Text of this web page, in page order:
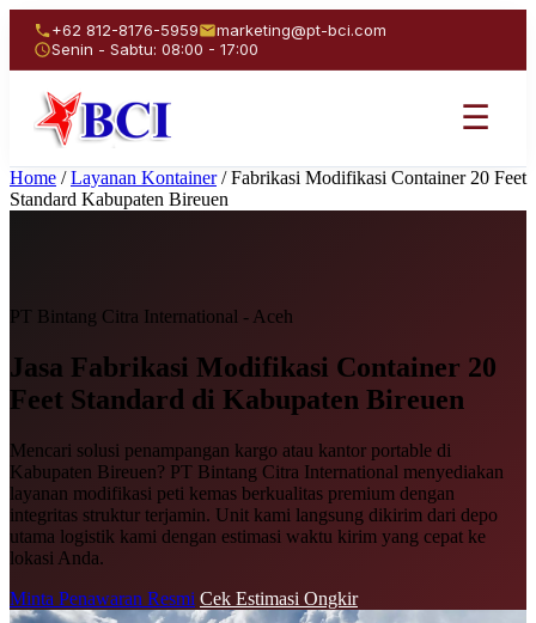
+62 812-8176-5959
marketing@pt-bci.com
Senin - Sabtu: 08:00 - 17:00
☰
Home / Layanan Kontainer / Fabrikasi Modifikasi Container 20 Feet
Standard Kabupaten Bireuen
PT Bintang Citra International - Aceh
Jasa Fabrikasi Modifikasi Container 20
Feet Standard di Kabupaten Bireuen
Mencari solusi penampangan kargo atau kantor portable di
Kabupaten Bireuen? PT Bintang Citra International menyediakan
layanan modifikasi peti kemas berkualitas premium dengan
integritas struktur terjamin. Unit kami langsung dikirim dari depo
utama logistik kami dengan estimasi waktu kirim yang cepat ke
lokasi Anda.
Minta Penawaran Resmi Cek Estimasi Ongkir